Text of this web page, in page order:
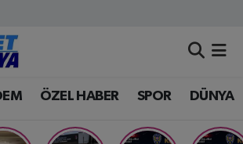
ÖZEL HABER SPOR DÜNYA
Eczaneler
Durumu
Vakitleri